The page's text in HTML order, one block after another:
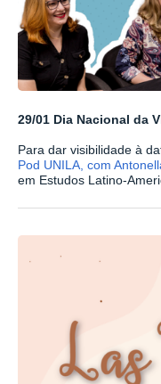
29/01 Dia Nacional da
Para dar visibilidade à
Pod UNILA, com
em Estudos Latino-